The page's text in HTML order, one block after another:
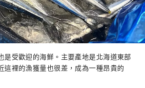
是受歡迎的海鮮。主要產地是北海道東部
這裡的漁獲量也很差，成為一種昂貴的